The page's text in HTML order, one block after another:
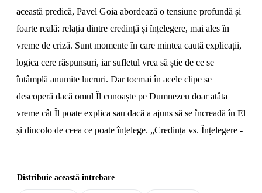
această predică, Pavel Goia abordează o tensiune profundă și
foarte reală: relația dintre credință și înțelegere, mai ales în
vreme de criză. Sunt momente în care mintea caută explicații,
logica cere răspunsuri, iar sufletul vrea să știe de ce se
întâmplă anumite lucruri. Dar tocmai în acele clipe se
descoperă dacă omul Îl cunoaște pe Dumnezeu doar atâta
vreme cât Îl poate explica sau dacă a ajuns să se încreadă în El
și dincolo de ceea ce poate înțelege. „Credința vs. Înțelegere -
nevoia de a-L cunoaște pe Dumnezeu nu doar în teorie, ci în
Distribuie această întrebare